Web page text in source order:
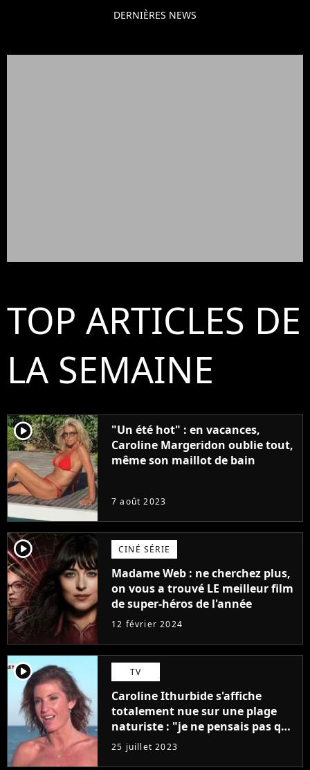
DERNIÈRES NEWS
TOP ARTICLES DE
LA SEMAINE
player2
"Un été hot" : en vacances,
Caroline Margeridon oublie tout,
même son maillot de bain
7 août 2023
player2 CINÉ SÉRIE
Madame Web : ne cherchez plus,
on vous a trouvé LE meilleur film
de super-héros de l'année
12 février 2024
player2 TV
Caroline Ithurbide s'affiche
totalement nue sur une plage
naturiste : "je ne pensais pas que
j'arriverais à le faire..."
25 juillet 2023